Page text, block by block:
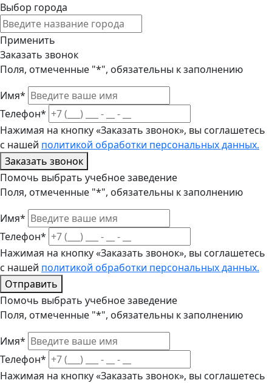
Выбор города
Применить
Заказать звонок
Поля, отмеченные "*", обязательны к заполнению
Имя*
Телефон*
Нажимая на кнопку «Заказать звонок», вы соглашетесь
с нашей политикой обработки персональных данных.
Заказать звонок
Помочь выбрать учебное заведение
Поля, отмеченные "*", обязательны к заполнению
Имя*
Телефон*
Нажимая на кнопку «Заказать звонок», вы соглашетесь
с нашей политикой обработки персональных данных.
Отправить
Помочь выбрать учебное заведение
Поля, отмеченные "*", обязательны к заполнению
Имя*
Телефон*
Нажимая на кнопку «Заказать звонок», вы соглашетесь